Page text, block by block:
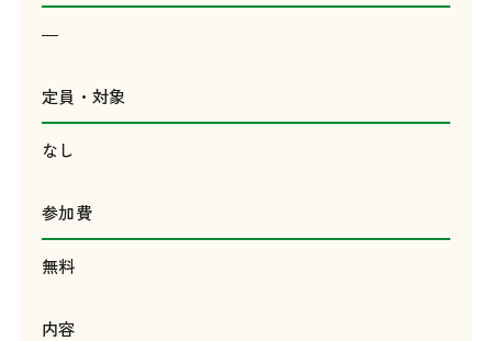
―
定員・対象
なし
参加費
無料
内容